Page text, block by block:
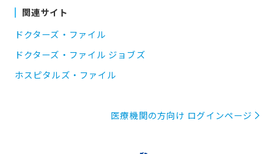
関連サイト
ドクターズ・ファイル
ドクターズ・ファイル ジョブズ
ホスピタルズ・ファイル
医療機関の方向け ログインページ